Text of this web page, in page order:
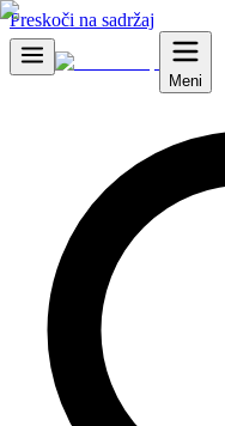
Preskoči na sadržaj
Meni